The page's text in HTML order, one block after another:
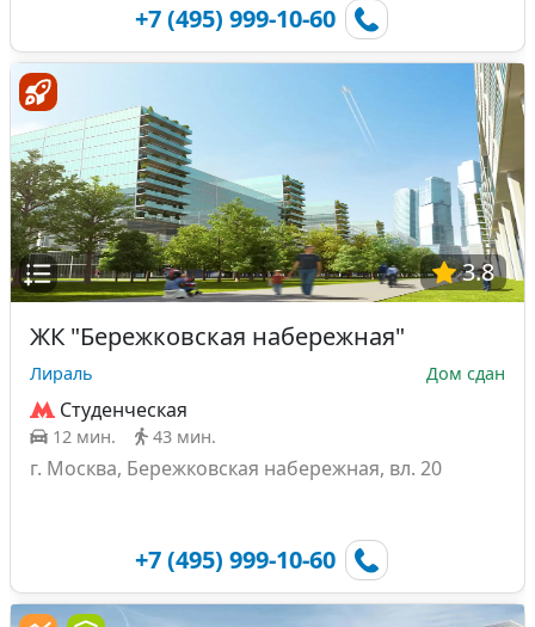
+7 (495) 999-10-60
3.8
ЖК "Бережковская набережная"
Лираль Дом сдан
Студенческая
12 мин. 43 мин.
г. Москва, Бережковская набережная, вл. 20
+7 (495) 999-10-60